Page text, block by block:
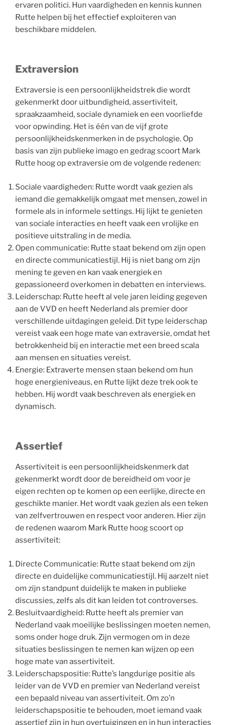
ervaren politici. Hun vaardigheden en kennis kunnen
Rutte helpen bij het effectief exploiteren van
beschikbare middelen.
Extraversion
Extraversie is een persoonlijkheidstrek die wordt
gekenmerkt door uitbundigheid, assertiviteit,
spraakzaamheid, sociale dynamiek en een voorliefde
voor opwinding. Het is één van de vijf grote
persoonlijkheidskenmerken in de psychologie. Op
basis van zijn publieke imago en gedrag scoort Mark
Rutte hoog op extraversie om de volgende redenen:
Sociale vaardigheden: Rutte wordt vaak gezien als
iemand die gemakkelijk omgaat met mensen, zowel in
formele als in informele settings. Hij lijkt te genieten
van sociale interacties en heeft vaak een vrolijke en
positieve uitstraling in de media.
Open communicatie: Rutte staat bekend om zijn open
en directe communicatiestijl. Hij is niet bang om zijn
mening te geven en kan vaak energiek en
gepassioneerd overkomen in debatten en interviews.
Leiderschap: Rutte heeft al vele jaren leiding gegeven
aan de VVD en heeft Nederland als premier door
verschillende uitdagingen geleid. Dit type leiderschap
vereist vaak een hoge mate van extraversie, omdat het
betrokkenheid bij en interactie met een breed scala
aan mensen en situaties vereist.
Energie: Extraverte mensen staan bekend om hun
hoge energieniveaus, en Rutte lijkt deze trek ook te
hebben. Hij wordt vaak beschreven als energiek en
dynamisch.
Assertief
Assertiviteit is een persoonlijkheidskenmerk dat
gekenmerkt wordt door de bereidheid om voor je
eigen rechten op te komen op een eerlijke, directe en
geschikte manier. Het wordt vaak gezien als een teken
van zelfvertrouwen en respect voor anderen. Hier zijn
de redenen waarom Mark Rutte hoog scoort op
assertiviteit:
Directe Communicatie: Rutte staat bekend om zijn
directe en duidelijke communicatiestijl. Hij aarzelt niet
om zijn standpunt duidelijk te maken in publieke
discussies, zelfs als dit kan leiden tot controverses.
Besluitvaardigheid: Rutte heeft als premier van
Nederland vaak moeilijke beslissingen moeten nemen,
soms onder hoge druk. Zijn vermogen om in deze
situaties beslissingen te nemen kan wijzen op een
hoge mate van assertiviteit.
Leiderschapspositie: Rutte’s langdurige positie als
leider van de VVD en premier van Nederland vereist
een bepaald niveau van assertiviteit. Om zo’n
leiderschapspositie te behouden, moet iemand vaak
assertief zijn in hun overtuigingen en in hun interacties